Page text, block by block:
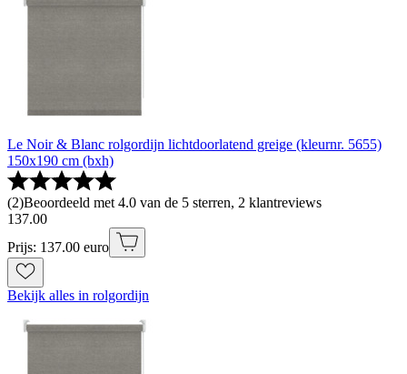
Le Noir & Blanc rolgordijn lichtdoorlatend greige (kleurnr. 5655)
150x190 cm (bxh)
(2)Beoordeeld met 4.0 van de 5 sterren, 2 klantreviews
137.00
Prijs: 137.00 euro
Bekijk alles in rolgordijn